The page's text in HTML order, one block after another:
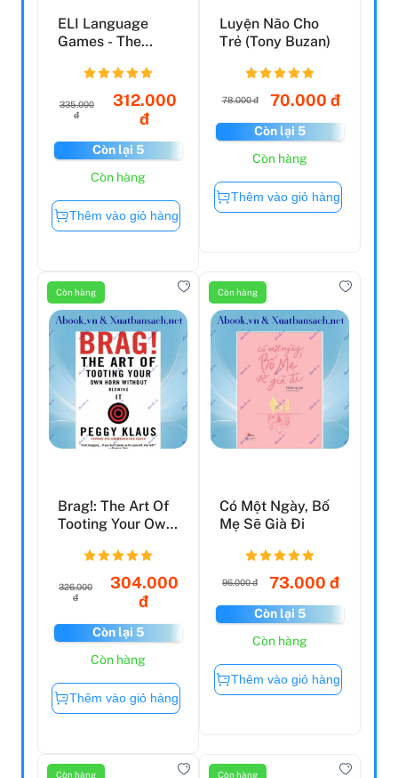
ELI Language
Games - The
335.000
đ
312.000
đ
Còn lại 5
Còn hàng
Thêm vào giỏ hàng
Luyện Não Cho
Trẻ (Tony Buzan)
78.000 đ 70.000 đ
Còn lại 5
Còn hàng
Thêm vào giỏ hàng
Còn hàng
Brag!: The Art Of
Tooting Your Own
326.000
đ
304.000
đ
Còn lại 5
Còn hàng
Thêm vào giỏ hàng
Còn hàng
Có Một Ngày, Bố
Mẹ Sẽ Già Đi
96.000 đ 73.000 đ
Còn lại 5
Còn hàng
Thêm vào giỏ hàng
Còn hàng Còn hàng